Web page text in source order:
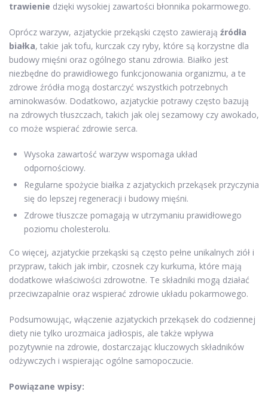
trawienie dzięki wysokiej zawartości błonnika pokarmowego.
Oprócz warzyw, azjatyckie przekąski często zawierają źródła
białka, takie jak tofu, kurczak czy ryby, które są korzystne dla
budowy mięśni oraz ogólnego stanu zdrowia. Białko jest
niezbędne do prawidłowego funkcjonowania organizmu, a te
zdrowe źródła mogą dostarczyć wszystkich potrzebnych
aminokwasów. Dodatkowo, azjatyckie potrawy często bazują
na zdrowych tłuszczach, takich jak olej sezamowy czy awokado,
co może wspierać zdrowie serca.
Wysoka zawartość warzyw wspomaga układ
odpornościowy.
Regularne spożycie białka z azjatyckich przekąsek przyczynia
się do lepszej regeneracji i budowy mięśni.
Zdrowe tłuszcze pomagają w utrzymaniu prawidłowego
poziomu cholesterolu.
Co więcej, azjatyckie przekąski są często pełne unikalnych ziół i
przypraw, takich jak imbir, czosnek czy kurkuma, które mają
dodatkowe właściwości zdrowotne. Te składniki mogą działać
przeciwzapalnie oraz wspierać zdrowie układu pokarmowego.
Podsumowując, włączenie azjatyckich przekąsek do codziennej
diety nie tylko urozmaica jadłospis, ale także wpływa
pozytywnie na zdrowie, dostarczając kluczowych składników
odżywczych i wspierając ogólne samopoczucie.
Powiązane wpisy: